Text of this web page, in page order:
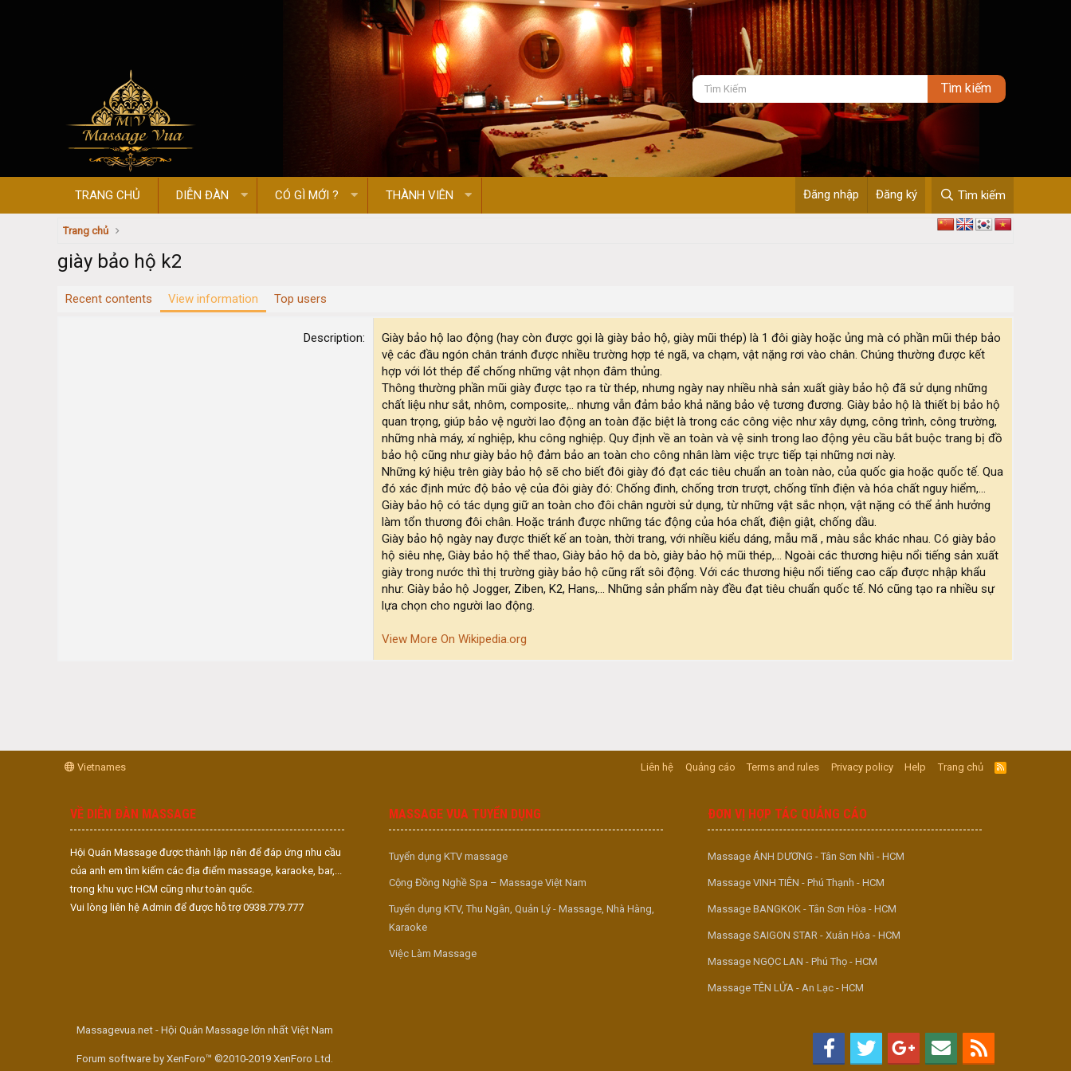
TRANG CHỦ DIỄN ĐÀN CÓ GÌ MỚI ? THÀNH VIÊN Đăng nhập Đăng ký Tìm kiếm
Trang chủ
giày bảo hộ k2
Recent contents View information Top users
Description
Giày bảo hộ lao động (hay còn được gọi là giày bảo hộ, giày mũi thép) là 1 đôi giày hoặc ủng mà có phần mũi thép bảo
vệ các đầu ngón chân tránh được nhiều trường hợp té ngã, va chạm, vật nặng rơi vào chân. Chúng thường được kết
hợp với lót thép để chống những vật nhọn đâm thủng.
Thông thường phần mũi giày được tạo ra từ thép, nhưng ngày nay nhiều nhà sản xuất giày bảo hộ đã sử dụng những
chất liệu như sắt, nhôm, composite,.. nhưng vẫn đảm bảo khả năng bảo vệ tương đương. Giày bảo hộ là thiết bị bảo hộ
quan trọng, giúp bảo vệ người lao động an toàn đặc biệt là trong các công việc như xây dựng, công trình, công trường,
những nhà máy, xí nghiệp, khu công nghiệp. Quy định về an toàn và vệ sinh trong lao động yêu cầu bắt buộc trang bị đồ
bảo hộ cũng như giày bảo hộ đảm bảo an toàn cho công nhân làm việc trực tiếp tại những nơi này.
Những ký hiệu trên giày bảo hộ sẽ cho biết đôi giày đó đạt các tiêu chuẩn an toàn nào, của quốc gia hoặc quốc tế. Qua
đó xác định mức độ bảo vệ của đôi giày đó: Chống đinh, chống trơn trượt, chống tĩnh điện và hóa chất nguy hiểm,...
Giày bảo hộ có tác dụng giữ an toàn cho đôi chân người sử dụng, từ những vật sắc nhọn, vật nặng có thể ảnh hưởng
làm tổn thương đôi chân. Hoặc tránh được những tác động của hóa chất, điện giật, chống dầu.
Giày bảo hộ ngày nay được thiết kế an toàn, thời trang, với nhiều kiểu dáng, mẫu mã , màu sắc khác nhau. Có giày bảo
hộ siêu nhẹ, Giày bảo hộ thể thao, Giày bảo hộ da bò, giày bảo hộ mũi thép,... Ngoài các thương hiệu nổi tiếng sản xuất
giày trong nước thì thị trường giày bảo hộ cũng rất sôi động. Với các thương hiệu nổi tiếng cao cấp được nhập khẩu
như: Giày bảo hộ Jogger, Ziben, K2, Hans,... Những sản phẩm này đều đạt tiêu chuẩn quốc tế. Nó cũng tạo ra nhiều sự
lựa chọn cho người lao động.
View More On Wikipedia.org
Vietnames Liên hệ Quảng cáo Terms and rules Privacy policy Help Trang chủ
R
S
VỀ DIỄN ĐÀN MASSAGE
Hội Quán Massage được thành lập nên để đáp ứng nhu cầu
của anh em tìm kiếm các địa điểm massage, karaoke, bar,...
trong khu vực HCM cũng như toàn quốc.
Vui lòng liên hệ Admin để được hỗ trợ 0938.779.777
MASSAGE VUA TUYỂN DỤNG
Tuyển dụng KTV massage
Cộng Đồng Nghề Spa – Massage Việt Nam
Tuyển dụng KTV, Thu Ngân, Quản Lý - Massage, Nhà Hàng,
Karaoke
Việc Làm Massage
ĐƠN VỊ HỢP TÁC QUẢNG CÁO
Massage ÁNH DƯƠNG - Tân Sơn Nhì - HCM
Massage VINH TIÊN - Phú Thạnh - HCM
Massage BANGKOK - Tân Sơn Hòa - HCM
Massage SAIGON STAR - Xuân Hòa - HCM
Massage NGỌC LAN - Phú Thọ - HCM
Massage TÊN LỬA - An Lạc - HCM
Massagevua.net - Hội Quán Massage lớn nhất Việt Nam
Forum software by XenForo™ ©2010-2019 XenForo Ltd.